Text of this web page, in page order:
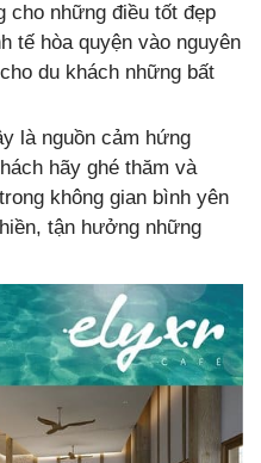
cho những điều tốt đẹp
tế hòa quyện vào nguyên
du khách những bất
là nguồn cảm hứng
hãy ghé thăm và
không gian bình yên
tận hưởng những